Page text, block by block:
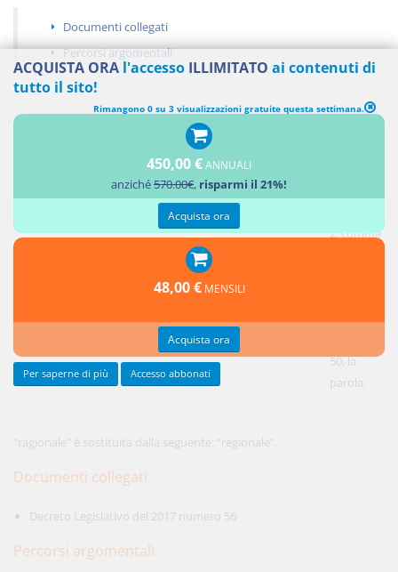
Documenti collegati
Percorsi argomentali
MODIFICHE ALL'ARTICOLO 2 DEL DECRETO LEGISLATIVO 18 APRILE
2, comma
18 aprile
50, la
parola:
“ragionale” è sostituita dalla seguente: “regionale”.
Documenti collegati
Decreto Legislativo del 2017 numero 56
Percorsi argomentali
ACQUISTA ORA l'accesso ILLIMITATO ai contenuti di
tutto il sito!
Rimangono 0 su 3 visualizzazioni gratuite questa settimana.
450,00 €ANNUALI
anziché570.00€, risparmi il 21%!
Acquista ora
48,00 € MENSILI
Acquista ora
Per saperne di più Accesso abbonati